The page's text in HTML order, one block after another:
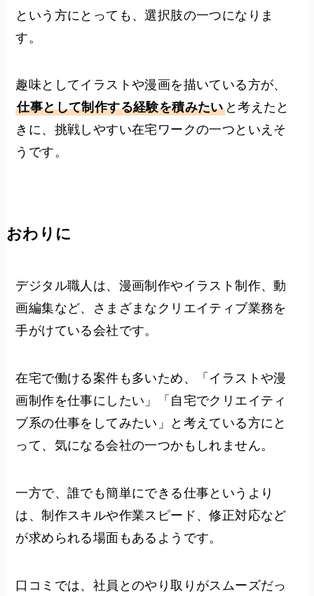
という方にとっても、選択肢の一つになりま
す。
趣味としてイラストや漫画を描いている方が、
仕事として制作する経験を積みたいと考えたと
きに、挑戦しやすい在宅ワークの一つといえそ
うです。
おわりに
デジタル職人は、漫画制作やイラスト制作、動
画編集など、さまざまなクリエイティブ業務を
手がけている会社です。
在宅で働ける案件も多いため、「イラストや漫
画制作を仕事にしたい」「自宅でクリエイティ
ブ系の仕事をしてみたい」と考えている方にと
って、気になる会社の一つかもしれません。
一方で、誰でも簡単にできる仕事というより
は、制作スキルや作業スピード、修正対応など
が求められる場面もあるようです。
口コミでは、社員とのやり取りがスムーズだっ